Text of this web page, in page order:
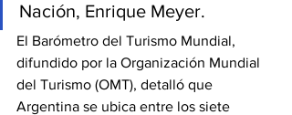
Nación, Enrique Meyer.
El Barómetro del Turismo Mundial,
difundido por la Organización Mundial
del Turismo (OMT), detalló que
Argentina se ubica entre los siete